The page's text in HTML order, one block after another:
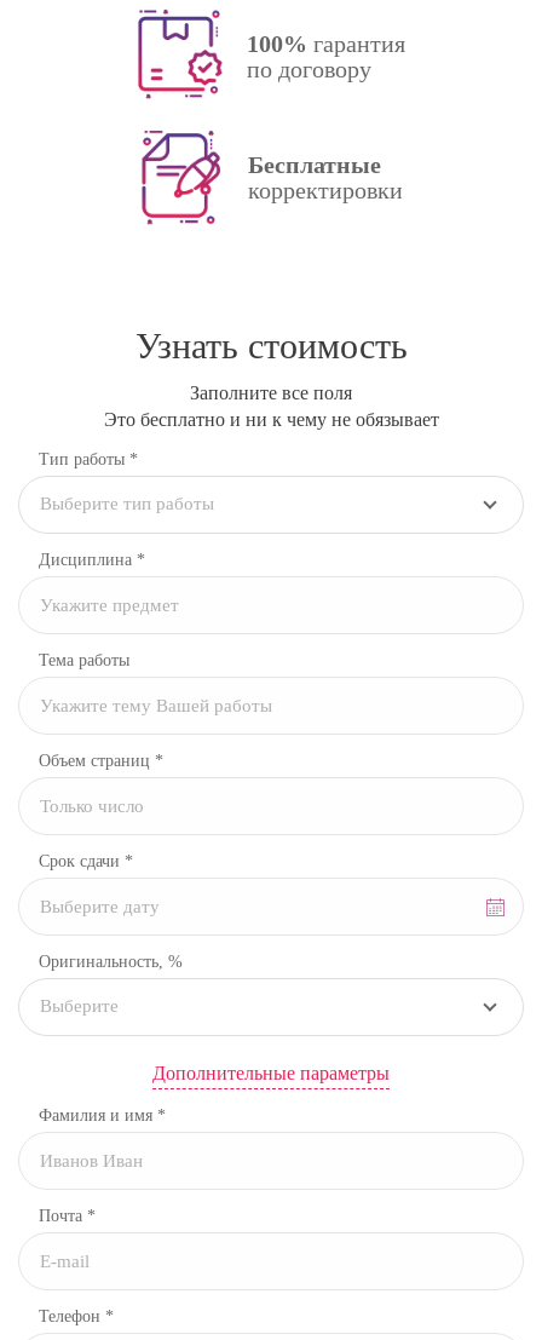
100% гарантия
по договору
Бесплатные
корректировки
Узнать стоимость
Заполните все поля
Это бесплатно и ни к чему не обязывает
Тип работы *
Выберите тип работы
Дисциплина *
Тема работы
Объем страниц *
Срок сдачи *
Оригинальность, %
Выберите
Дополнительные параметры
Фамилия и имя *
Почта *
Телефон *